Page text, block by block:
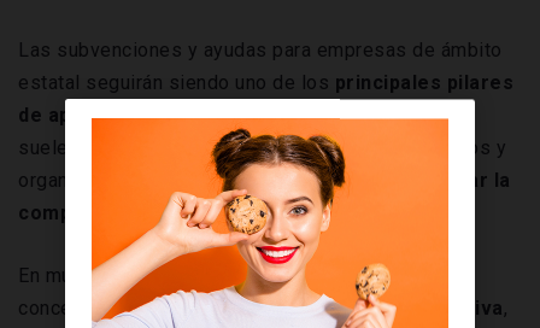
Las subvenciones y ayudas para empresas de ámbito
estatal seguirán siendo uno de los principales pilares
de apoyo económicodesde enero. Estas líneas
suelen gestionarse a través de distintos ministerios y
organismos públicos, y están orientadas a
reforzar la
competitividad empresarial.
En muchos casos, estas ayudas para empresas se
conceden enrégimen de concurrencia competitiva,